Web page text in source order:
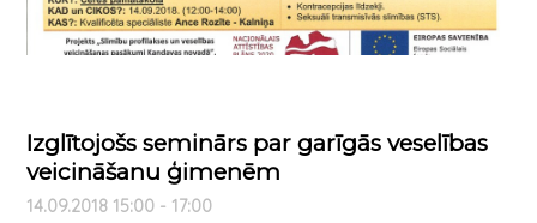
Izglītojošs seminārs par garīgās veselības
veicināšanu ģimenēm
14.09.2018 15:00 - 17:00